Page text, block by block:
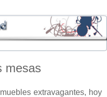
mesas
extravagantes, hoy